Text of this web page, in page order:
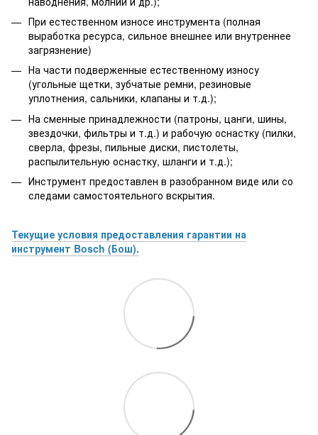
При естественном износе инструмента (полная
выработка ресурса, сильное внешнее или внутреннее
загрязнение)
На части подверженные естественному износу
(угольные щетки, зубчатые ремни, резиновые
уплотнения, сальники, клапаны и т.д.);
На сменные принадлежности (патроны, цанги, шины,
звездочки, фильтры и т.д.) и рабочую оснастку (пилки,
сверла, фрезы, пильные диски, пистолеты,
распылительную оснастку, шланги и т.д.);
Инструмент предоставлен в разобранном виде или со
следами самостоятельного вскрытия.
Текущие условия предоставления гарантии на
инструмент Bosch (Бош).